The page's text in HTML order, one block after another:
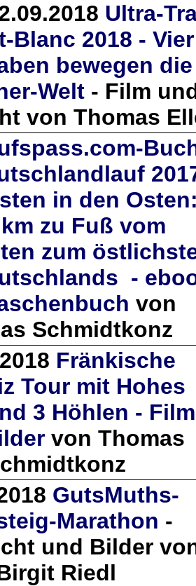
Ultra-
Blanc 2018 - Vier
bewegen die
Welt- Film
von Thomas
in den
km zu Fuß vom
zum
-
von
Schmidtkonz
Fränkische
Tour mit Hohes
3 Höhlen - Film
von Thomas
GutsMuths-
Marathon -
und Bilder
Riedl